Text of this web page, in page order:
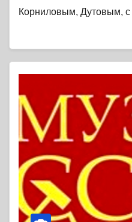
Корниловым, Дутовым,